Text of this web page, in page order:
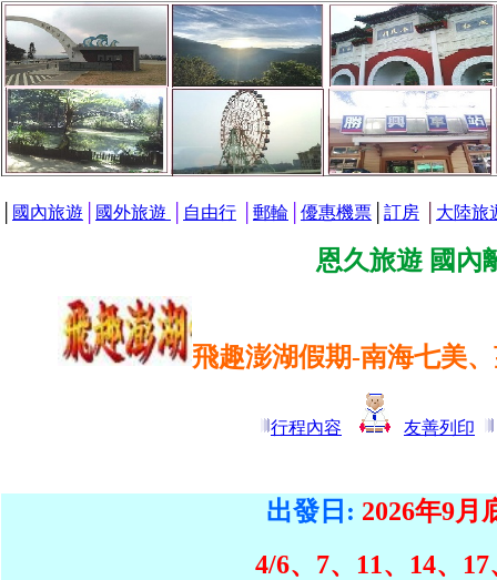
國內旅遊 國外旅遊 自由行 郵輪 優惠機票 訂房 大陸旅
恩久旅遊 國內
飛趣澎湖假期-南海七美
行程內容 友善列印
出發日: 2026年9月
4/6、7、11、14、